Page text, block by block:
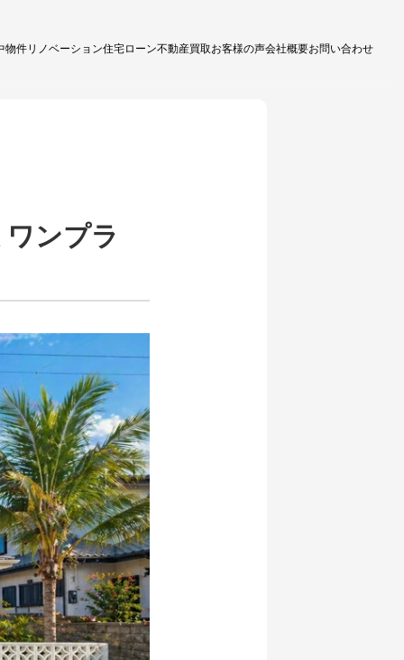
物件リノベーション住宅ローン不動産買取お客様の声会社概要お問い合わせ
ンプラ